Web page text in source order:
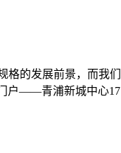
格的发展前景，而我们
户——青浦新城中心17